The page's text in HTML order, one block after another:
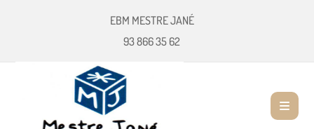
EBM MESTRE JANÉ
93 866 35 62